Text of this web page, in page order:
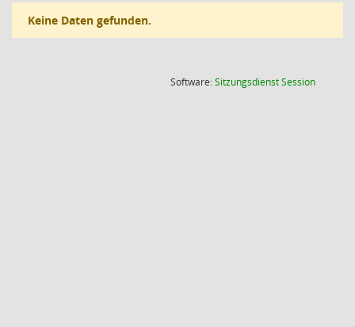
Keine Daten gefunden.
Software:SitzungsdienstSession(Wird in